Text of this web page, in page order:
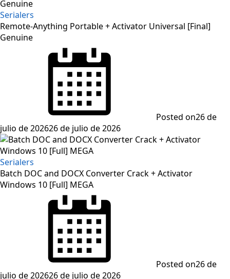
Serialers
Remote-Anything Portable + Activator Universal [Final]
Genuine
Posted on26 de
julio de 202626 de julio de 2026
Serialers
Batch DOC and DOCX Converter Crack + Activator
Windows 10 [Full] MEGA
Posted on26 de
julio de 202626 de julio de 2026